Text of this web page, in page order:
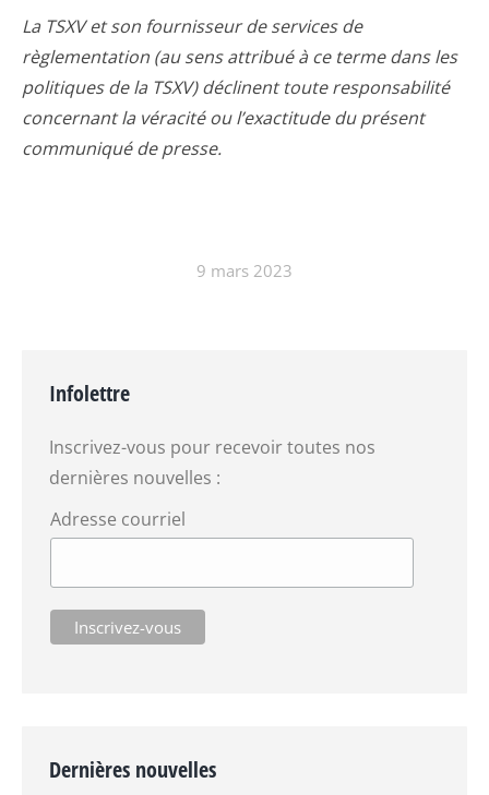
La TSXV et son fournisseur de services de
règlementation (au sens attribué à ce terme dans les
politiques de la TSXV) déclinent toute responsabilité
concernant la véracité ou l’exactitude du présent
communiqué de presse.
9 mars 2023
Infolettre
Inscrivez-vous pour recevoir toutes nos
dernières nouvelles :
Adresse courriel
Dernières nouvelles